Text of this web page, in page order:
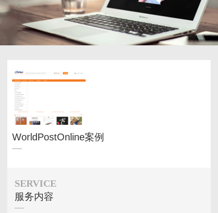
WorldPostOnline案例
SERVICE
服务内容